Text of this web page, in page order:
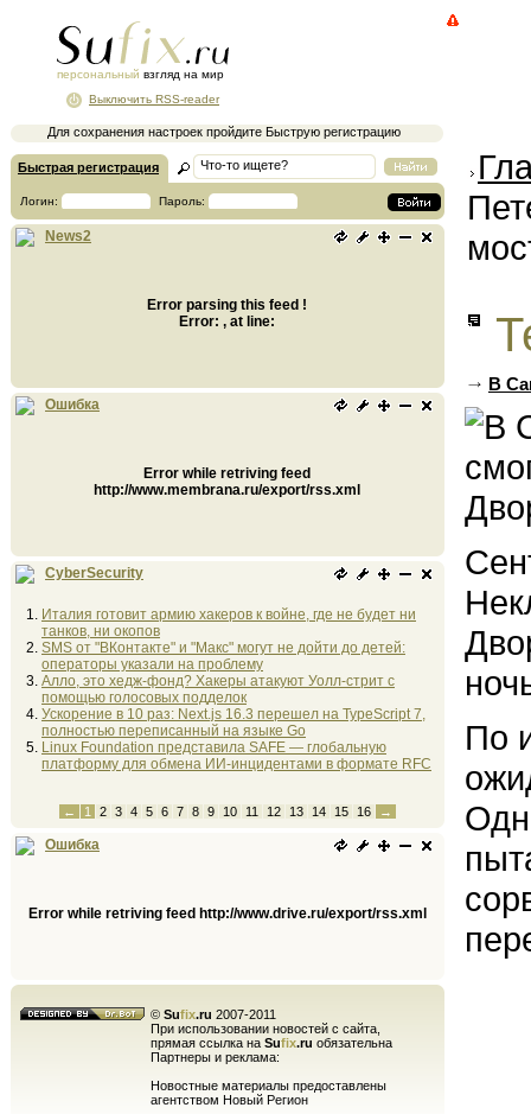
персональный взгляд на мир
Для сохранения настроек пройдите Быструю регистрацию
Выключить RSS-reader
Быстрая регистрация
Логин: Пароль:
News2
Error parsing this feed !
Error: , at line:
Ошибка
Error while retriving feed
http://www.membrana.ru/export/rss.xml
CyberSecurity
Италия готовит армию хакеров к войне, где не будет ни
танков, ни окопов
SMS от "ВКонтакте" и "Макс" могут не дойти до детей:
операторы указали на проблему
Алло, это хедж-фонд? Хакеры атакуют Уолл-стрит с
помощью голосовых подделок
Ускорение в 10 раз: Next.js 16.3 перешел на TypeScript 7,
полностью переписанный на языке Go
Linux Foundation представила SAFE — глобальную
платформу для обмена ИИ-инцидентами в формате RFC
← 1 2 3 4 5 6 7 8 9 10 11 12 13 14 15 16 →
Ошибка
Error while retriving feed http://www.drive.ru/export/rss.xml
© Sufix.ru 2007-2011
При использовании новостей с сайта,
прямая ссылка на Sufix.ru обязательна
Партнеры и реклама:
Новостные материалы предоставлены
агентством Новый Регион
В
По